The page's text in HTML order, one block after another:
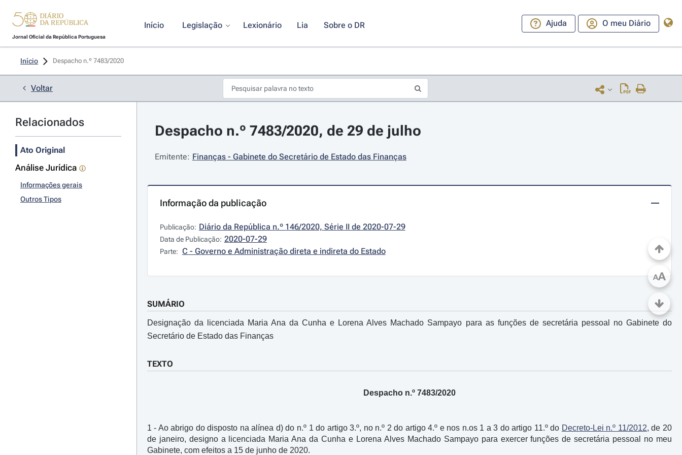
Jornal Oficial da República Portuguesa
Início Legislação Lexionário Lia Sobre o DR Ajuda O meu Diário
Início Despacho n.º 7483/2020
Voltar
Relacionados
Ato Original
Análise Jurídica
Informações gerais
Outros Tipos
Despacho n.º 7483/2020, de 29 de julho
Emitente: Finanças - Gabinete do Secretário de Estado das Finanças
Informação da publicação
Publicação: Diário da República n.º 146/2020, Série II de 2020-07-29
Data de Publicação: 2020-07-29
Parte: C - Governo e Administração direta e indireta do Estado
SUMÁRIO
Designação da licenciada Maria Ana da Cunha e Lorena Alves Machado Sampayo para as funções de secretária pessoal no Gabinete do
Secretário de Estado das Finanças
TEXTO
Despacho n.º 7483/2020
1 - Ao abrigo do disposto na alínea d) do n.º 1 do artigo 3.º, no n.º 2 do artigo 4.º e nos n.os 1 a 3 do artigo 11.º do Decreto-Lei n.º 11/2012, de 20
de janeiro, designo a licenciada Maria Ana da Cunha e Lorena Alves Machado Sampayo para exercer funções de secretária pessoal no meu
Gabinete, com efeitos a 15 de junho de 2020.
AA